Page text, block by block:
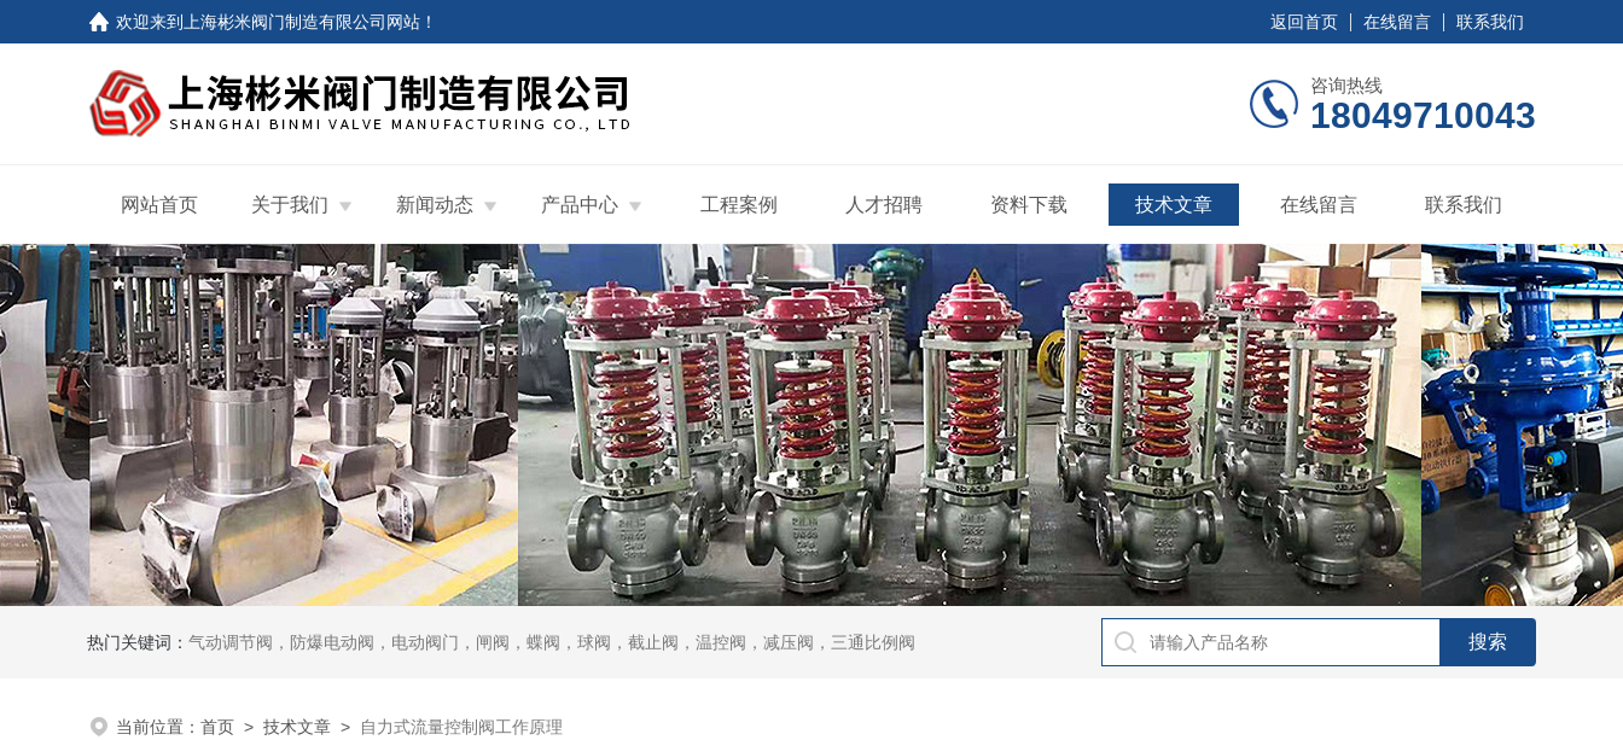
欢迎来到 上海彬米阀门制造有限公司网站 ！ 返回首页 在线留言 联系我们
咨询热线
18049710043
网站首页 关于我们 新闻动态 产品中心 工程案例 人才招聘 资料下载 技术文章 在线留言 联系我们
热门关键词： 气动调节阀，防爆电动阀，电动阀门，闸阀，蝶阀，球阀，截止阀，温控阀，减压阀，三通比例阀
当前位置： 首页 > 技术文章 > 自力式流量控制阀工作原理